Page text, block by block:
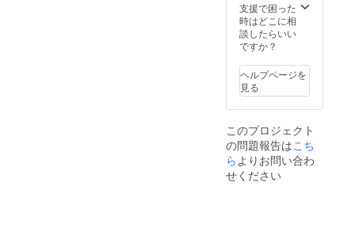
支援で困った
時はどこに相
談したらいい
ですか？
ヘルプページを
見る
このプロジェクト
の問題報告はこち
らよりお問い合わ
せください